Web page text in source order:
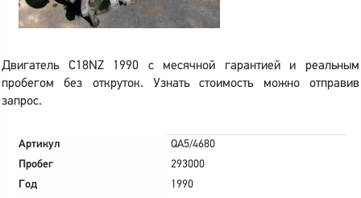
Двигатель C18NZ 1990 с месячной гарантией и реальным
пробегом без откруток. Узнать стоимость можно отправив
запрос.
Артикул
QA5/4680
Пробег
293000
Год
1990